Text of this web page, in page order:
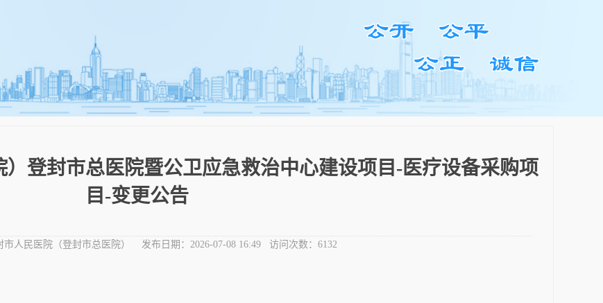
登封市总医院暨公卫应急救治中心建设项目-医疗设备采购项
目-变更公告
市人民医院（登封市总医院） 发布日期： 2026-07-08 16:49 访问次数： 6132